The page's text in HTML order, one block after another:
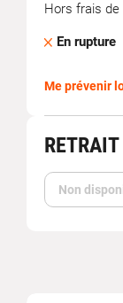
Hors frais de
En rupture
Me prévenir
Non